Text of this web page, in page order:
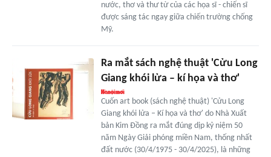
nước, thơ và thư từ của các họa sĩ - chiến sĩ
được sáng tác ngay giữa chiến trường chống
Mỹ.
Ra mắt sách nghệ thuật 'Cửu Long
Giang khói lửa – kí họa và thơ'
Cuốn art book (sách nghệ thuật) 'Cửu Long
Giang khói lửa – Kí họa và thơ' do Nhà Xuất
bản Kim Đồng ra mắt đúng dịp kỷ niệm 50
năm Ngày Giải phóng miền Nam, thống nhất
đất nước (30/4/1975 - 30/4/2025), là những